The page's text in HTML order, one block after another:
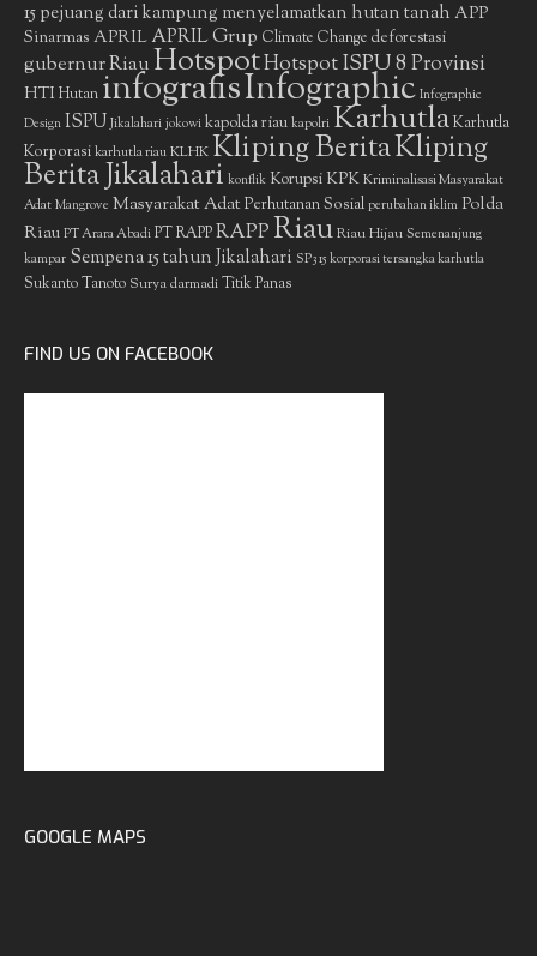
15 pejuang dari kampung menyelamatkan hutan tanah APP
Sinarmas APRIL APRIL Grup Climate Change deforestasi
gubernur RiauHotspotHotspot ISPU 8 Provinsi
HTIHutan infografisInfographic Infographic
Design ISPU Jikalahari jokowi kapolda riau kapolri KarhutlaKarhutla
Korporasikarhutla riauKLHKKliping BeritaKliping
Berita Jikalahari konflik Korupsi KPKKriminalisasi Masyarakat
Adat Mangrove Masyarakat AdatPerhutanan Sosial perubahan iklim Polda
Riau PT Arara Abadi PT RAPPRAPPRiauRiau Hijau Semenanjung
kampar Sempena 15 tahun Jikalahari SP3 15 korporasi tersangka karhutla
Sukanto Tanoto Surya darmadiTitik Panas
FIND US ON FACEBOOK
GOOGLE MAPS